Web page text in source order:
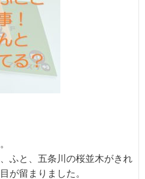
ふと、五条川の桜並木がきれ
が留まりました。